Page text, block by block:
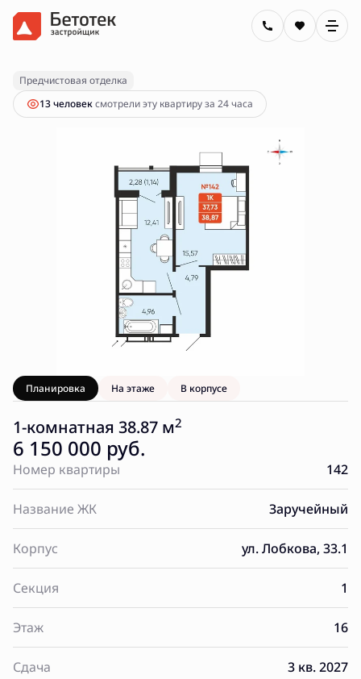
1-комнатная38.87 м 6 150 000 руб.
Предчистовая отделка
13 человексмотрели эту квартиру за 24 часа
Планировка На этаже В корпусе
1-комнатная 38.87 м2
6 150 000 руб.
Номер квартиры 142
Название ЖК Заручейный
Корпус ул. Лобкова, 33.1
Секция 1
Этаж 16
Сдача 3 кв. 2027